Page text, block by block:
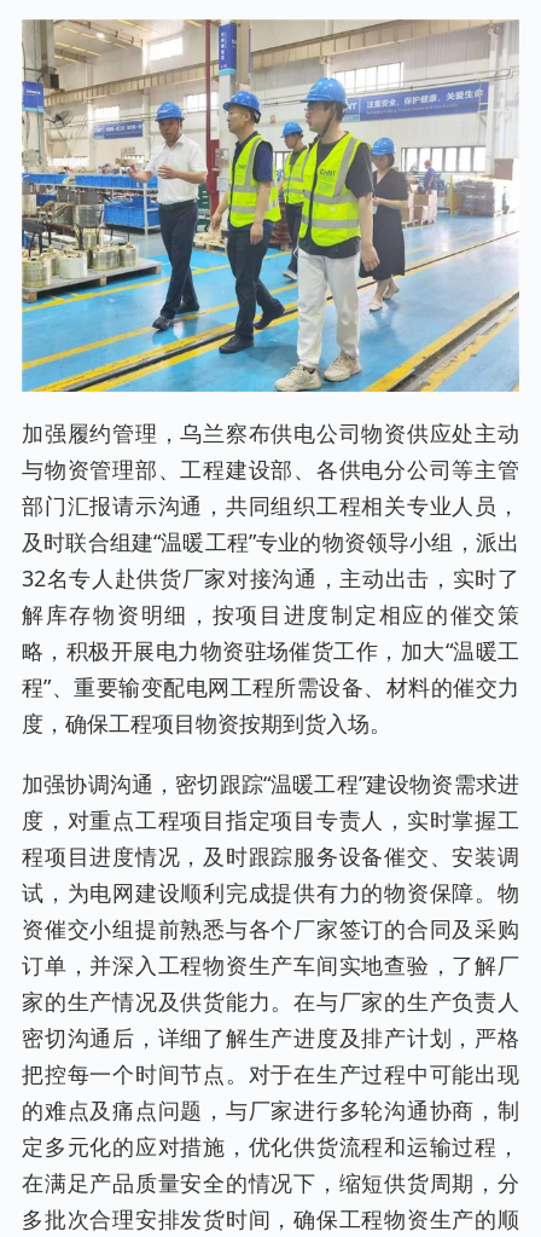
加强履约管理，乌兰察布供电公司物资供应处主动
与物资管理部、工程建设部、各供电分公司等主管
部门汇报请示沟通，共同组织工程相关专业人员，
及时联合组建“温暖工程”专业的物资领导小组，派出
32名专人赴供货厂家对接沟通，主动出击，实时了
解库存物资明细，按项目进度制定相应的催交策
略，积极开展电力物资驻场催货工作，加大“温暖工
程”、重要输变配电网工程所需设备、材料的催交力
度，确保工程项目物资按期到货入场。
加强协调沟通，密切跟踪“温暖工程”建设物资需求进
度，对重点工程项目指定项目专责人，实时掌握工
程项目进度情况，及时跟踪服务设备催交、安装调
试，为电网建设顺利完成提供有力的物资保障。物
资催交小组提前熟悉与各个厂家签订的合同及采购
订单，并深入工程物资生产车间实地查验，了解厂
家的生产情况及供货能力。在与厂家的生产负责人
密切沟通后，详细了解生产进度及排产计划，严格
把控每一个时间节点。对于在生产过程中可能出现
的难点及痛点问题，与厂家进行多轮沟通协商，制
定多元化的应对措施，优化供货流程和运输过程，
在满足产品质量安全的情况下，缩短供货周期，分
多批次合理安排发货时间，确保工程物资生产的顺